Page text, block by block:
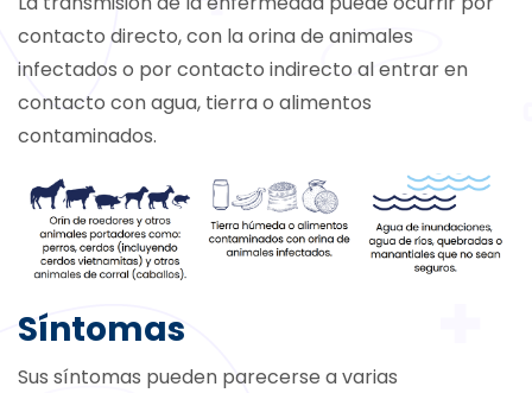
contacto directo, con la orina de animales
infectados o por contacto indirecto al entrar en
contacto con agua, tierra o alimentos
contaminados.
Síntomas
Sus síntomas pueden parecerse a varias